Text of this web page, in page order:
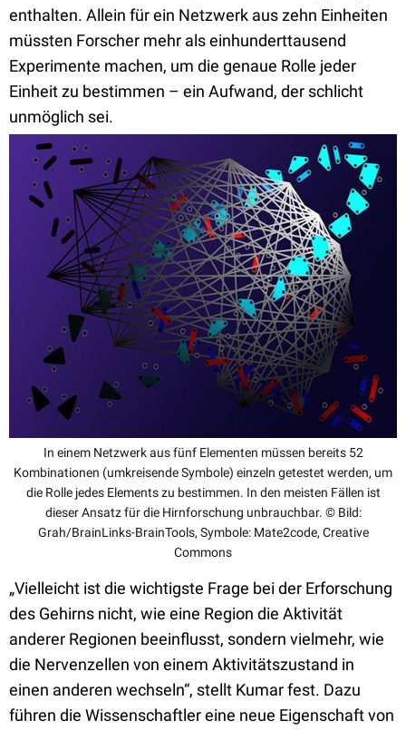
enthalten. Allein für ein Netzwerk aus zehn Einheiten
müssten Forscher mehr als einhunderttausend
Experimente machen, um die genaue Rolle jeder
Einheit zu bestimmen – ein Aufwand, der schlicht
unmöglich sei.
In einem Netzwerk aus fünf Elementen müssen bereits 52
Kombinationen (umkreisende Symbole) einzeln getestet werden, um
die Rolle jedes Elements zu bestimmen. In den meisten Fällen ist
dieser Ansatz für die Hirnforschung unbrauchbar. © Bild:
Grah/BrainLinks-BrainTools, Symbole: Mate2code, Creative
Commons
„Vielleicht ist die wichtigste Frage bei der Erforschung
des Gehirns nicht, wie eine Region die Aktivität
anderer Regionen beeinflusst, sondern vielmehr, wie
die Nervenzellen von einem Aktivitätszustand in
einen anderen wechseln“, stellt Kumar fest. Dazu
führen die Wissenschaftler eine neue Eigenschaft von